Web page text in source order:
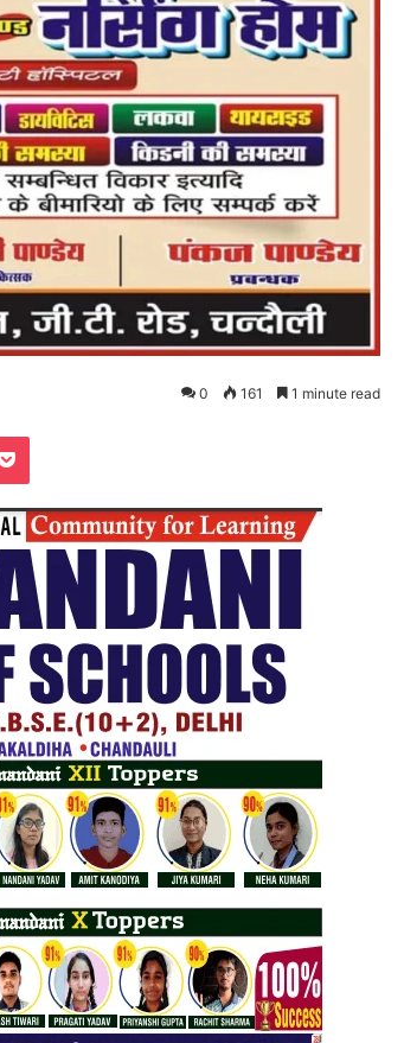
0 161 1 minute read
Pocket